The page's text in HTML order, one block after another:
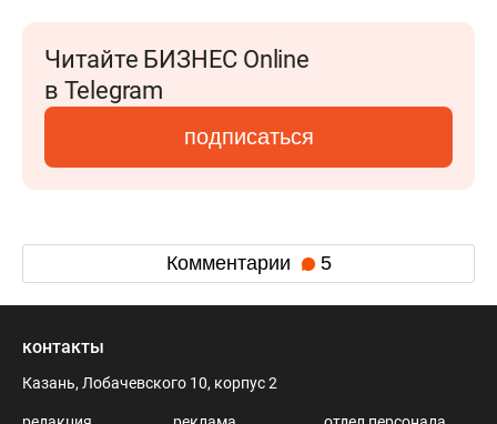
Читайте БИЗНЕС Online
в Telegram
подписаться
Комментарии 5
контакты
Казань, Лобачевского 10, корпус 2